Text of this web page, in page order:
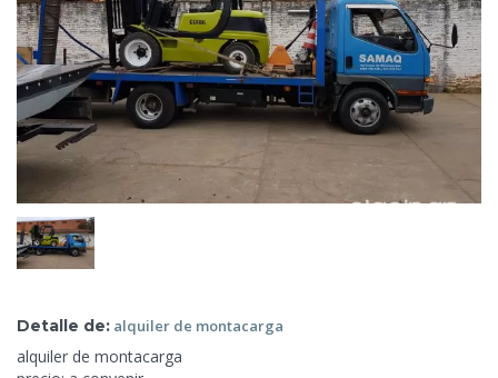
Detalle de: alquiler de montacarga
alquiler de montacarga